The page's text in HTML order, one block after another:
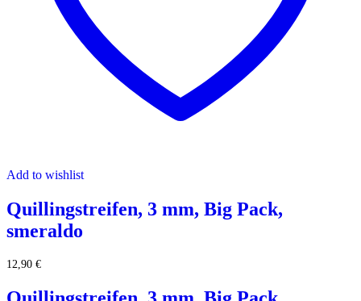
Add to wishlist
Quillingstreifen, 3 mm, Big Pack,
smeraldo
12,90 €